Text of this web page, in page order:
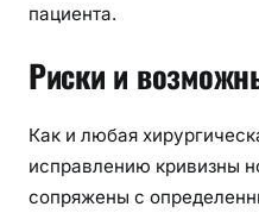
пациента.
Риски и
Как и любая
исправлению кривизны
сопряжены с